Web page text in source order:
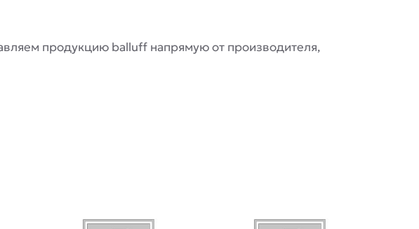
продукцию balluff напрямую от производителя,